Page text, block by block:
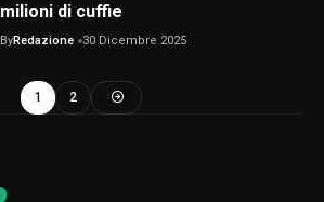
milioni di cuffie
ByRedazione 30 Dicembre 2025
1 2